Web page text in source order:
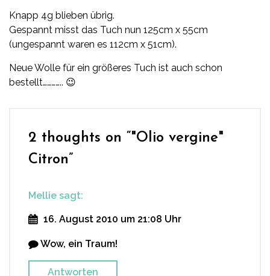
Knapp 4g blieben übrig.
Gespannt misst das Tuch nun 125cm x 55cm
(ungespannt waren es 112cm x 51cm).
Neue Wolle für ein größeres Tuch ist auch schon
bestellt………….. 😉
2 thoughts on “"Olio vergine"
Citron”
Mellie sagt:
16. August 2010 um 21:08 Uhr
Wow, ein Traum!
Antworten